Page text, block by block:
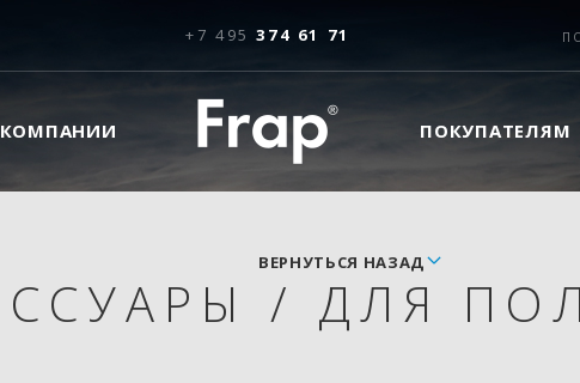
+7 495 374 61 71
ПОКУПАТЕЛЯМ
ВЕРНУТЬСЯ НАЗАД
/ ДЛЯ